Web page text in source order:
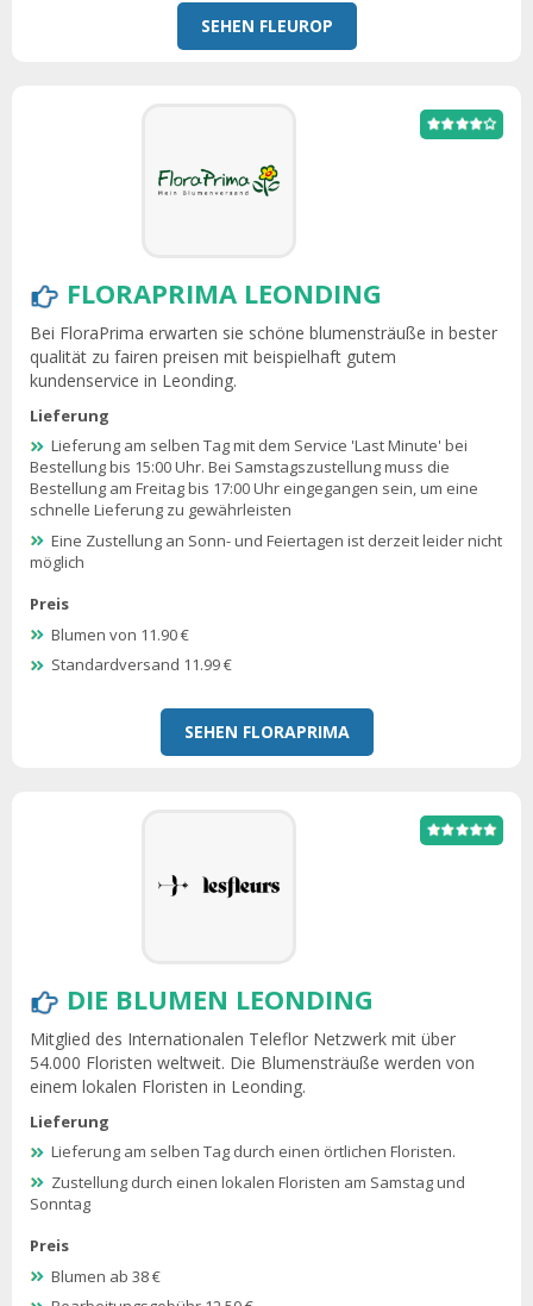
SEHEN FLEUROP
FLORAPRIMA LEONDING
Bei FloraPrima erwarten sie schöne blumensträuße in bester
qualität zu fairen preisen mit beispielhaft gutem
kundenservice in Leonding.
Lieferung
Lieferung am selben Tag mit dem Service 'Last Minute' bei
Bestellung bis 15:00 Uhr. Bei Samstagszustellung muss die
Bestellung am Freitag bis 17:00 Uhr eingegangen sein, um eine
schnelle Lieferung zu gewährleisten
Eine Zustellung an Sonn- und Feiertagen ist derzeit leider nicht
möglich
Preis
Blumen von 11.90 €
Standardversand 11.99 €
SEHEN FLORAPRIMA
DIE BLUMEN LEONDING
Mitglied des Internationalen Teleflor Netzwerk mit über
54.000 Floristen weltweit. Die Blumensträuße werden von
einem lokalen Floristen in Leonding.
Lieferung
Lieferung am selben Tag durch einen örtlichen Floristen.
Zustellung durch einen lokalen Floristen am Samstag und
Sonntag
Preis
Blumen ab 38 €